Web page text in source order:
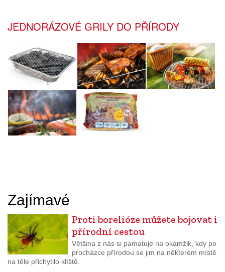
JEDNORÁZOVÉ GRILY DO PŘÍRODY
Zajímavé
Proti borelióze můžete bojovat i
přírodní cestou
Většina z nás si pamatuje na okamžik, kdy po
procházce přírodou se jim na některém místě
na těle přichytilo klíště.